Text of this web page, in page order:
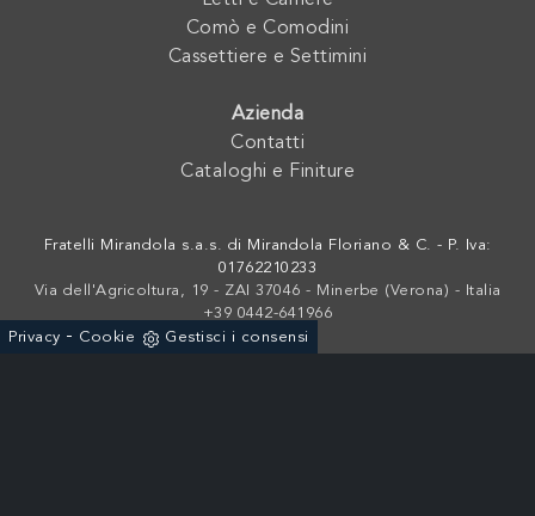
Comò e Comodini
Cassettiere e Settimini
Azienda
Contatti
Cataloghi e Finiture
Fratelli Mirandola s.a.s. di Mirandola Floriano & C. - P. Iva:
01762210233
Via dell'Agricoltura, 19 - ZAI 37046 - Minerbe (Verona) - Italia
+39 0442-641966
Privacy - Cookie Gestisci i consensi